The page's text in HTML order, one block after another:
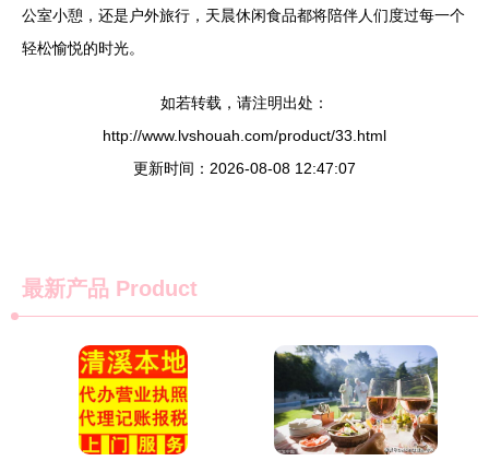
公室小憩，还是户外旅行，天晨休闲食品都将陪伴人们度过每一个
轻松愉悦的时光。
如若转载，请注明出处：
http://www.lvshouah.com/product/33.html
更新时间：2026-08-08 12:47:07
最新产品 Product